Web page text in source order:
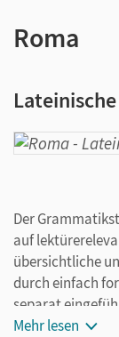
Roma
Der
auf
übersichtliche
durch einfach
separat
Textreflexion.
Mehr lesen